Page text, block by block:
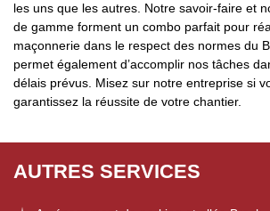
les uns que les autres. Notre savoir-faire et
de gamme forment un combo parfait pour
maçonnerie dans le respect des normes du
permet également d’accomplir nos tâches
délais prévus. Misez sur notre entreprise si
garantissez la réussite de votre chantier.
AUTRES SERVICES